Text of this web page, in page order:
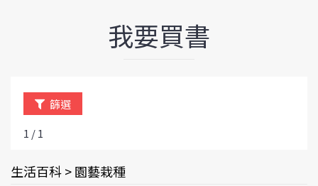
我要買書
篩選
1 / 1
生活百科 > 園藝栽種